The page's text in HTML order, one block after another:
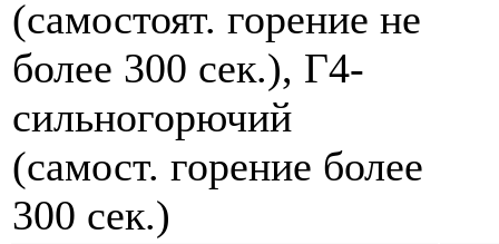
(самостоят. горение не
более 300 сек.), Г4-
сильногорючий
(самост. горение более
300 сек.)